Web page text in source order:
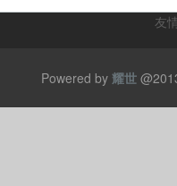
友
Powered by 耀世